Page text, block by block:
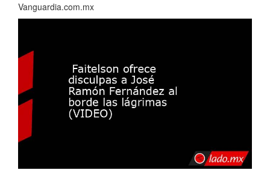
Vanguardia.com.mx